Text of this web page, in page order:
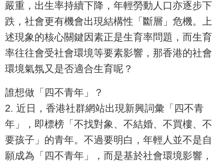
嚴重，出生率持續下降，年輕勞動人口亦逐步下
跌，社會更有機會出現結構性「斷層」危機。上
述現象的核心關鍵因素正是生育率問題，而生育
率往往會受社會環境等要素影響，那香港的社會
環境氣氛又是否適合生育呢？
誰想做「四不青年」？
2. 近日，香港社群網站出現新興詞彙「四不青
年」，即標榜「不找對象、不結婚、不買樓、不
要孩子」的青年。不過要明白，年輕人並不是自
願成為「四不青年」，而是基於社會環境影響，